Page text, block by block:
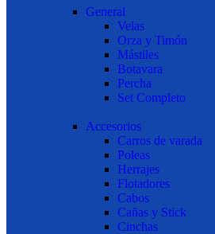
General
Velas
Orza y Timón
Mástiles
Botavara
Percha
Set Completo
Accesorios
Carros de varada
Poleas
Herrajes
Flotadores
Cabos
Cañas y Stick
Cinchas